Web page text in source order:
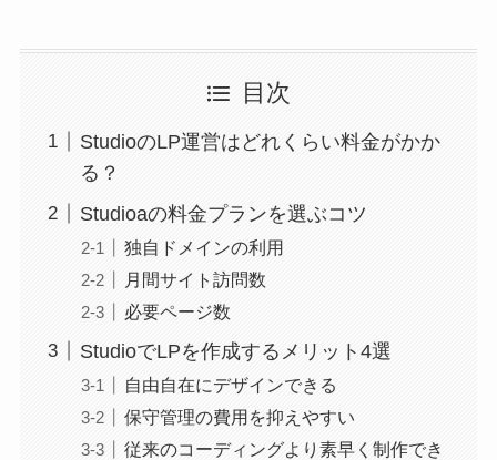
目次
StudioのLP運営はどれくらい料金がかか
る？
Studioaの料金プランを選ぶコツ
独自ドメインの利用
月間サイト訪問数
必要ページ数
StudioでLPを作成するメリット4選
自由自在にデザインできる
保守管理の費用を抑えやすい
従来のコーディングより素早く制作でき